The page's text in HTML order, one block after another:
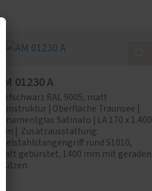
AM 01230 A
Tiefschwarz RAL 9005, matt
Feinstruktur | Oberfläche Traunsee |
Ornamentglas Satinato | LA 170 x 1.400
mm | Zusatzausstattung:
Edelstahlstangengriff rund S1010,
matt gebürstet, 1400 mm mit geraden
Stützen